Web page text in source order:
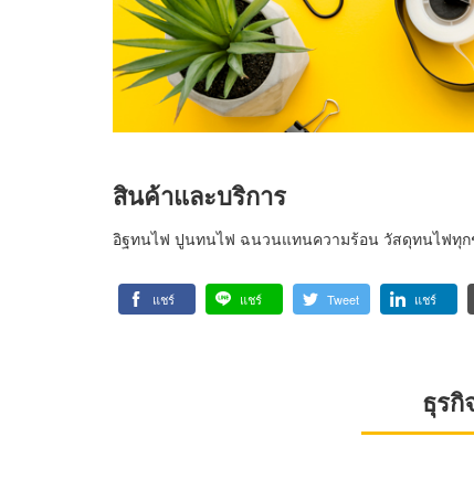
สินค้าและบริการ
อิฐทนไฟ ปูนทนไฟ ฉนวนแทนความร้อน วัสดุทนไฟทุ
แชร์ แชร์ Tweet แชร์
ธุร